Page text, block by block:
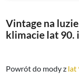
Vintage na
klimacie lat 90.
Powrót do mody z lat